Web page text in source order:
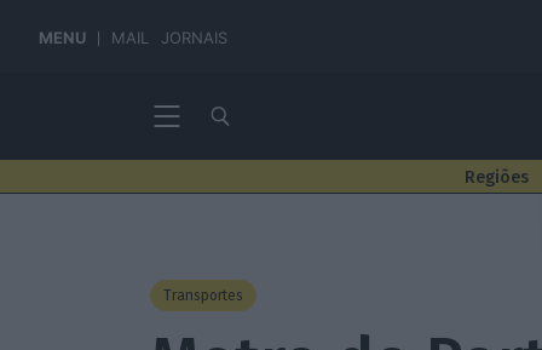
MENU MAIL JORNAIS
Regiões
Transportes